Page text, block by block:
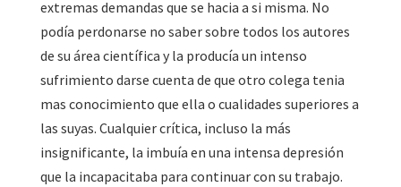
extremas demandas que se hacia a si misma. No
podía perdonarse no saber sobre todos los autores
de su área científica y la producía un intenso
sufrimiento darse cuenta de que otro colega tenia
mas conocimiento que ella o cualidades superiores a
las suyas. Cualquier crítica, incluso la más
insignificante, la imbuía en una intensa depresión
que la incapacitaba para continuar con su trabajo.